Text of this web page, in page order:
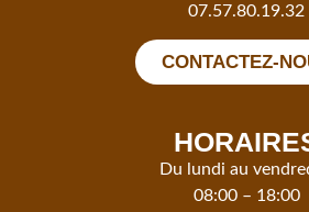
07.57.80.19.32
CONTACTEZ-
Du lundi au
08:00 – 18:00